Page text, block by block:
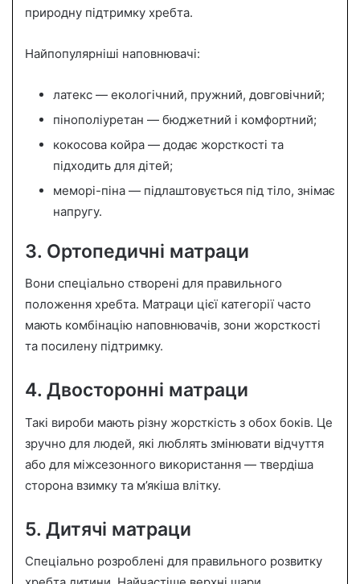
природну підтримку хребта.
Найпопулярніші наповнювачі:
латекс — екологічний, пружний, довговічний;
пінополіуретан — бюджетний і комфортний;
кокосова койра — додає жорсткості та
підходить для дітей;
меморі-піна — підлаштовується під тіло, знімає
напругу.
3. Ортопедичні матраци
Вони спеціально створені для правильного
положення хребта. Матраци цієї категорії часто
мають комбінацію наповнювачів, зони жорсткості
та посилену підтримку.
4. Двосторонні матраци
Такі вироби мають різну жорсткість з обох боків. Це
зручно для людей, які люблять змінювати відчуття
або для міжсезонного використання — твердіша
сторона взимку та м’якіша влітку.
5. Дитячі матраци
Спеціально розроблені для правильного розвитку